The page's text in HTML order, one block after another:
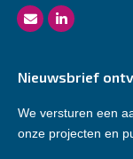
Nieuwsbrief
We versturen een
onze projecten en